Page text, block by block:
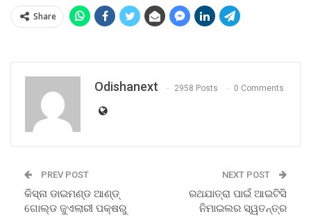
Share
Odishanext 2958 Posts 0 Comments
PREV POST
କିସ୍‌ନା ଡାଇମଣ୍ଡ ଆଣ୍ଡ୍
ଗୋଲ୍ଡ ଜୁଏଲାରୀ ପକ୍ଷରୁ
NEXT POST
ରଥଯାତ୍ରା ପାଇଁ ଆଇଟିସି
ନିମାଇଲର ସ୍ୱତନ୍ତ୍ର